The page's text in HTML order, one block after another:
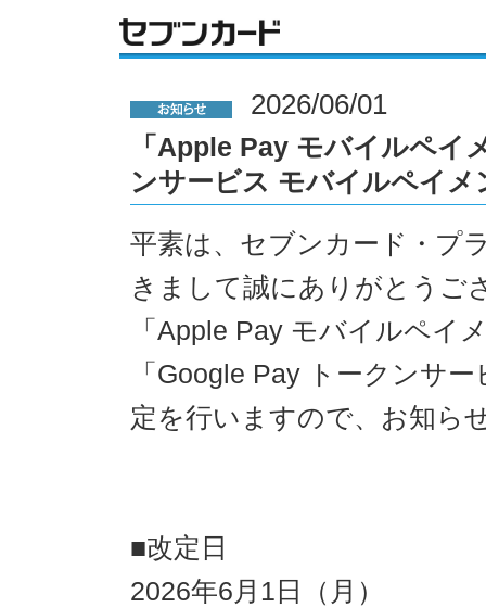
2026/06/01
「Apple Pay モバイルペイ
ンサービス モバイルペイ
平素は、セブンカード・プ
きまして誠にありがとうご
「Apple Pay モバイルペイ
「Google Pay トークンサ
定を行いますので、お知ら
■改定日
2026年6月1日（月）